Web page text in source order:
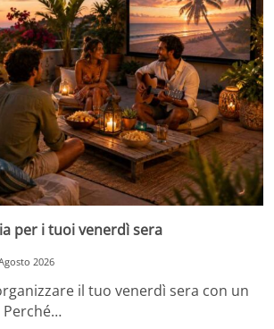
per i tuoi venerdì sera
2026
il tuo venerdì sera con un
Perché…